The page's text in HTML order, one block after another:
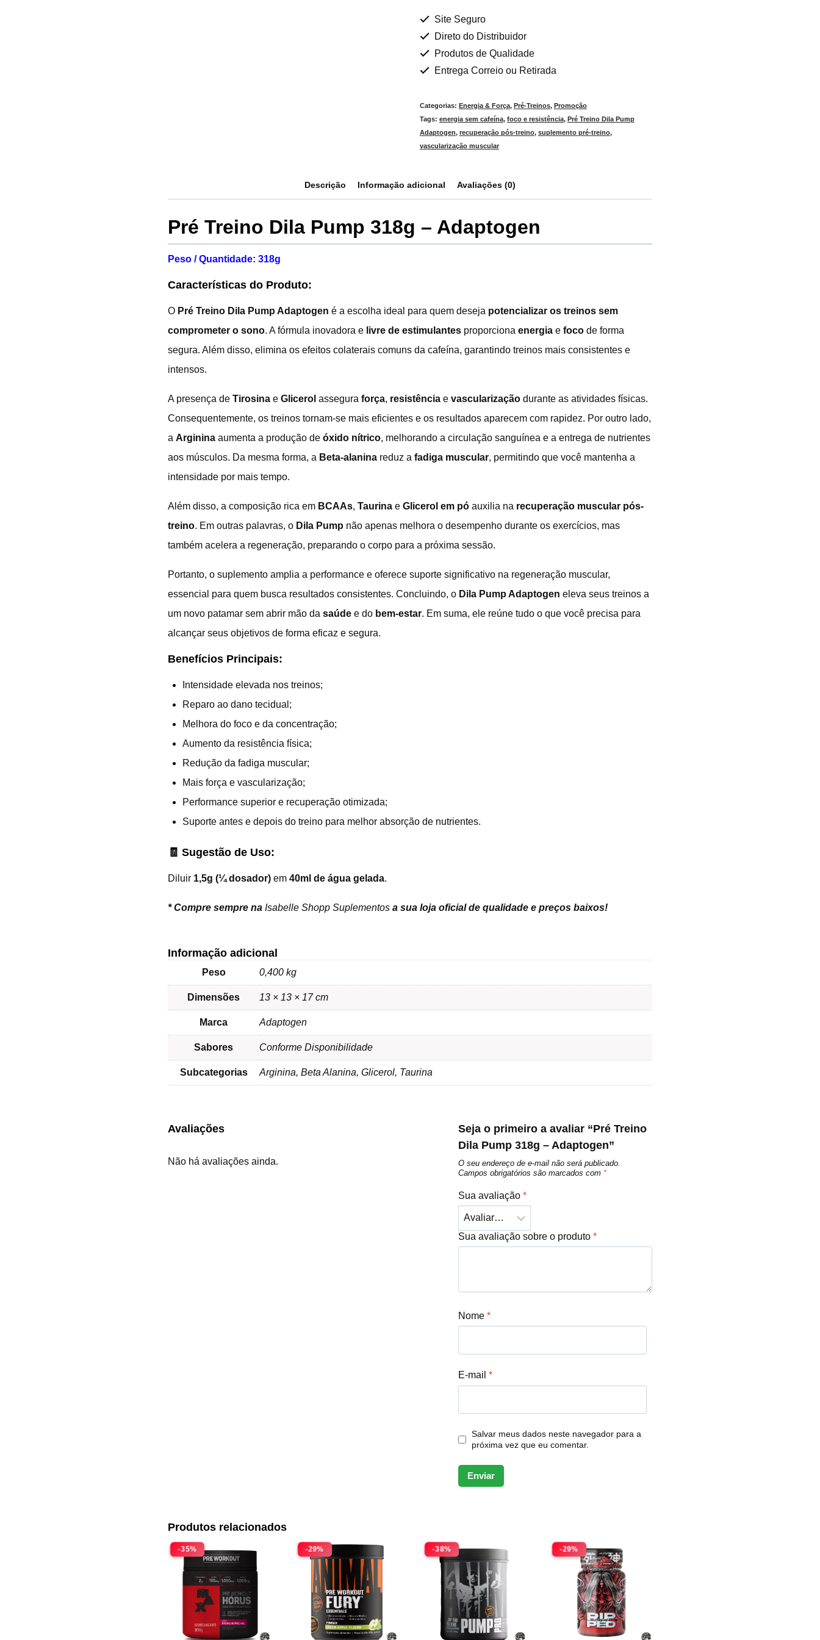
Site Seguro
Direto do Distribuidor
Produtos de Qualidade
Entrega Correio ou Retirada
Categorias: Energia & Força, Pré-Treinos, Promoção
Tags: energia sem cafeína, foco e resistência, Pré Treino Dila Pump
Adaptogen, recuperação pós-treino, suplemento pré-treino,
vascularização muscular
Descrição Informação adicional Avaliações (0)
Pré Treino Dila Pump 318g – Adaptogen
Peso / Quantidade: 318g
Características do Produto:
O Pré Treino Dila Pump Adaptogen é a escolha ideal para quem deseja potencializar os treinos sem
comprometer o sono. A fórmula inovadora e livre de estimulantes proporciona energia e foco de forma
segura. Além disso, elimina os efeitos colaterais comuns da cafeína, garantindo treinos mais consistentes e
intensos.
A presença de Tirosina e Glicerol assegura força, resistência e vascularização durante as atividades físicas.
Consequentemente, os treinos tornam-se mais eficientes e os resultados aparecem com rapidez. Por outro lado,
a Arginina aumenta a produção de óxido nítrico, melhorando a circulação sanguínea e a entrega de nutrientes
aos músculos. Da mesma forma, a Beta-alanina reduz a fadiga muscular, permitindo que você mantenha a
intensidade por mais tempo.
Além disso, a composição rica em BCAAs, Taurina e Glicerol em pó auxilia na recuperação muscular pós-
treino. Em outras palavras, o Dila Pump não apenas melhora o desempenho durante os exercícios, mas
também acelera a regeneração, preparando o corpo para a próxima sessão.
Portanto, o suplemento amplia a performance e oferece suporte significativo na regeneração muscular,
essencial para quem busca resultados consistentes. Concluindo, o Dila Pump Adaptogen eleva seus treinos a
um novo patamar sem abrir mão da saúde e do bem-estar. Em suma, ele reúne tudo o que você precisa para
alcançar seus objetivos de forma eficaz e segura.
Benefícios Principais:
Intensidade elevada nos treinos;
Reparo ao dano tecidual;
Melhora do foco e da concentração;
Aumento da resistência física;
Redução da fadiga muscular;
Mais força e vascularização;
Performance superior e recuperação otimizada;
Suporte antes e depois do treino para melhor absorção de nutrientes.
🧾 Sugestão de Uso:
Diluir 1,5g (¼ dosador) em 40ml de água gelada.
*Compre sempre na Isabelle Shopp Suplementos a sua loja oficial de qualidade e preços baixos!
Informação adicional
Peso 0,400 kg
Dimensões 13 × 13 × 17 cm
Marca Adaptogen
Sabores Conforme Disponibilidade
Subcategorias Arginina, Beta Alanina, Glicerol, Taurina
Avaliações
Não há avaliações ainda.
Seja o primeiro a avaliar “Pré Treino
Dila Pump 318g – Adaptogen”
O seu endereço de e-mail não será publicado.
Campos obrigatórios são marcados com *
Sua avaliação*
Sua avaliação sobre o produto*
Nome*
E-mail*
Salvar meus dados neste navegador para a
próxima vez que eu comentar.
Produtos relacionados
-35% -29% -38% -29%